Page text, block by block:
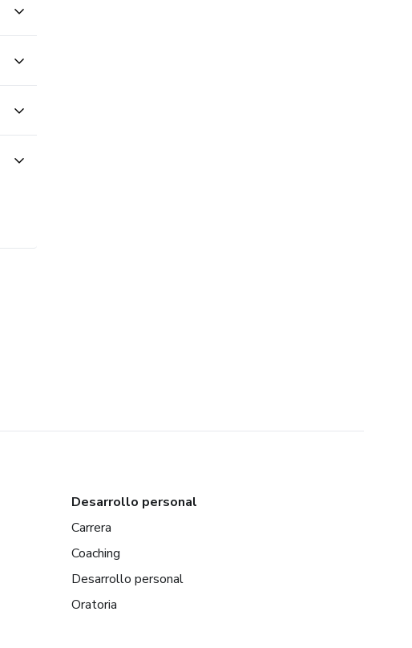
Desarrollo personal
Carrera
Coaching
Desarrollo personal
Oratoria